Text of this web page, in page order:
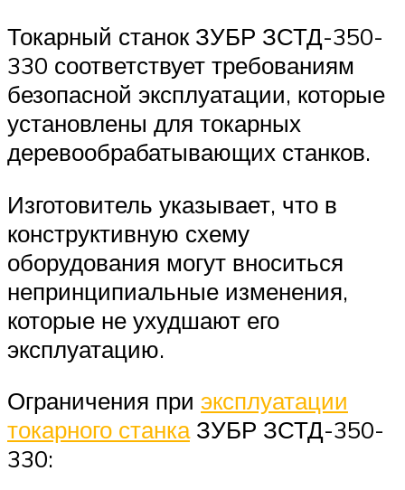
Токарный станок ЗУБР ЗСТД-350-
330 соответствует требованиям
безопасной эксплуатации, которые
установлены для токарных
деревообрабатывающих станков.
Изготовитель указывает, что в
конструктивную схему
оборудования могут вноситься
непринципиальные изменения,
которые не ухудшают его
эксплуатацию.
Ограничения при эксплуатации
токарного станкаЗУБР ЗСТД-350-
330: